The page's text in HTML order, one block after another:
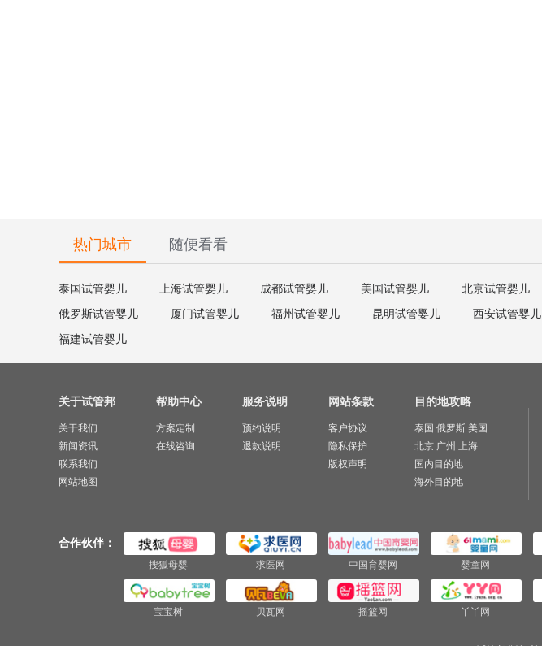
热门城市 随便看看
泰国试管婴儿 上海试管婴儿 成都试管婴儿 美国试管婴儿 北京试管婴儿
俄罗斯试管婴儿
厦门试管婴儿 福州试管婴儿 昆明试管婴儿 西安试管婴儿
福建试管婴儿
关于试管邦
关于我们
新闻资讯
联系我们
网站地图
帮助中心
方案定制
在线咨询
服务说明
预约说明
退款说明
网站条款
客户协议
隐私保护
版权声明
目的地攻略
泰国 俄罗斯 美国
北京 广州 上海
国内目的地
海外目的地
合作伙伴：
搜狐母婴 求医网 中国育婴网 婴童网
宝宝树 贝瓦网 摇篮网 丫丫网